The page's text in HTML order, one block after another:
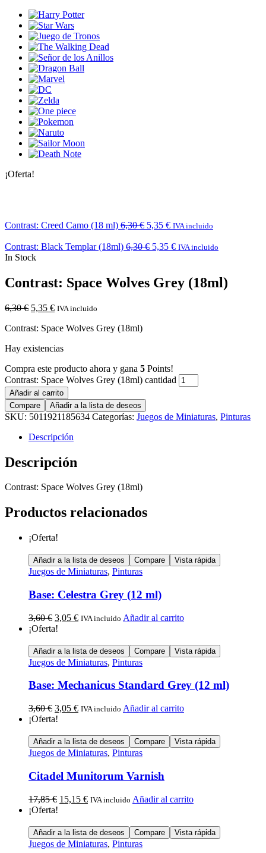
¡Oferta!
Contrast: Creed Camo (18 ml) 6,30€ 5,35 € IVA incluido
Contrast: Black Templar (18ml) 6,30€ 5,35 € IVA incluido
In Stock
Contrast: Space Wolves Grey (18ml)
6,30€ 5,35 € IVA incluido
Contrast: Space Wolves Grey (18ml)
Hay existencias
Compra este producto ahora y gana 5 Points!
Contrast: Space Wolves Grey (18ml) cantidad
Añadir al carrito
Compare
Añadir a la lista de deseos
SKU: 5011921185634 Categorías: Juegos de Miniaturas, Pinturas
Descripción
Descripción
Contrast: Space Wolves Grey (18ml)
Productos relacionados
¡Oferta!
Añadir a la lista de deseos Compare Vista rápida
Juegos de Miniaturas, Pinturas
Base: Celestra Grey (12 ml)
3,60€ 3,05 € IVA incluido Añadir al carrito
¡Oferta!
Añadir a la lista de deseos Compare Vista rápida
Juegos de Miniaturas, Pinturas
Base: Mechanicus Standard Grey (12 ml)
3,60€ 3,05 € IVA incluido Añadir al carrito
¡Oferta!
Añadir a la lista de deseos Compare Vista rápida
Juegos de Miniaturas, Pinturas
Citadel Munitorum Varnish
17,85€ 15,15 € IVA incluido Añadir al carrito
¡Oferta!
Añadir a la lista de deseos Compare Vista rápida
Juegos de Miniaturas, Pinturas